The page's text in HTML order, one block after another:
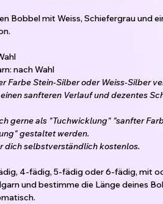
Bobbel mit Weiss, Schiefergrau und
nach Wahl
Farbe Stein-Silber oder Weiss-Silber
sanfteren Verlauf und dezentes
gerne als "Tuchwicklung" "sanfter
gestaltet werden.
dich selbstverständlich kostenlos.
4-fädig, 5-fädig oder 6-fädig, mit
und bestimme die Länge deines